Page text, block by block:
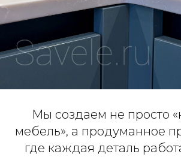
Мы создаем не просто
мебель», а продуманное
где каждая деталь